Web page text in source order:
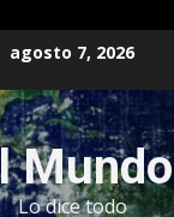
agosto 7, 2026
Mundo
Lo dice todo